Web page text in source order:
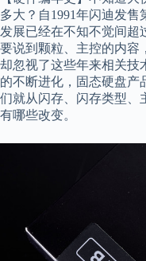
多大？自1991年闪迪发售
发展已经在不知不觉间超
要说到颗粒、主控的内容
却忽视了这些年来相关技
的不断进化，固态硬盘产
们就从闪存、闪存类型、
有哪些改变。